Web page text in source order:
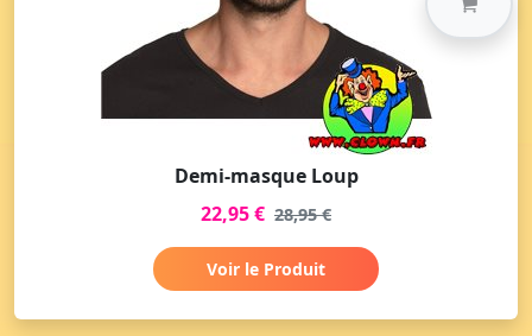
Demi-masque Loup
22,95 € 28,95 €
Voir le Produit